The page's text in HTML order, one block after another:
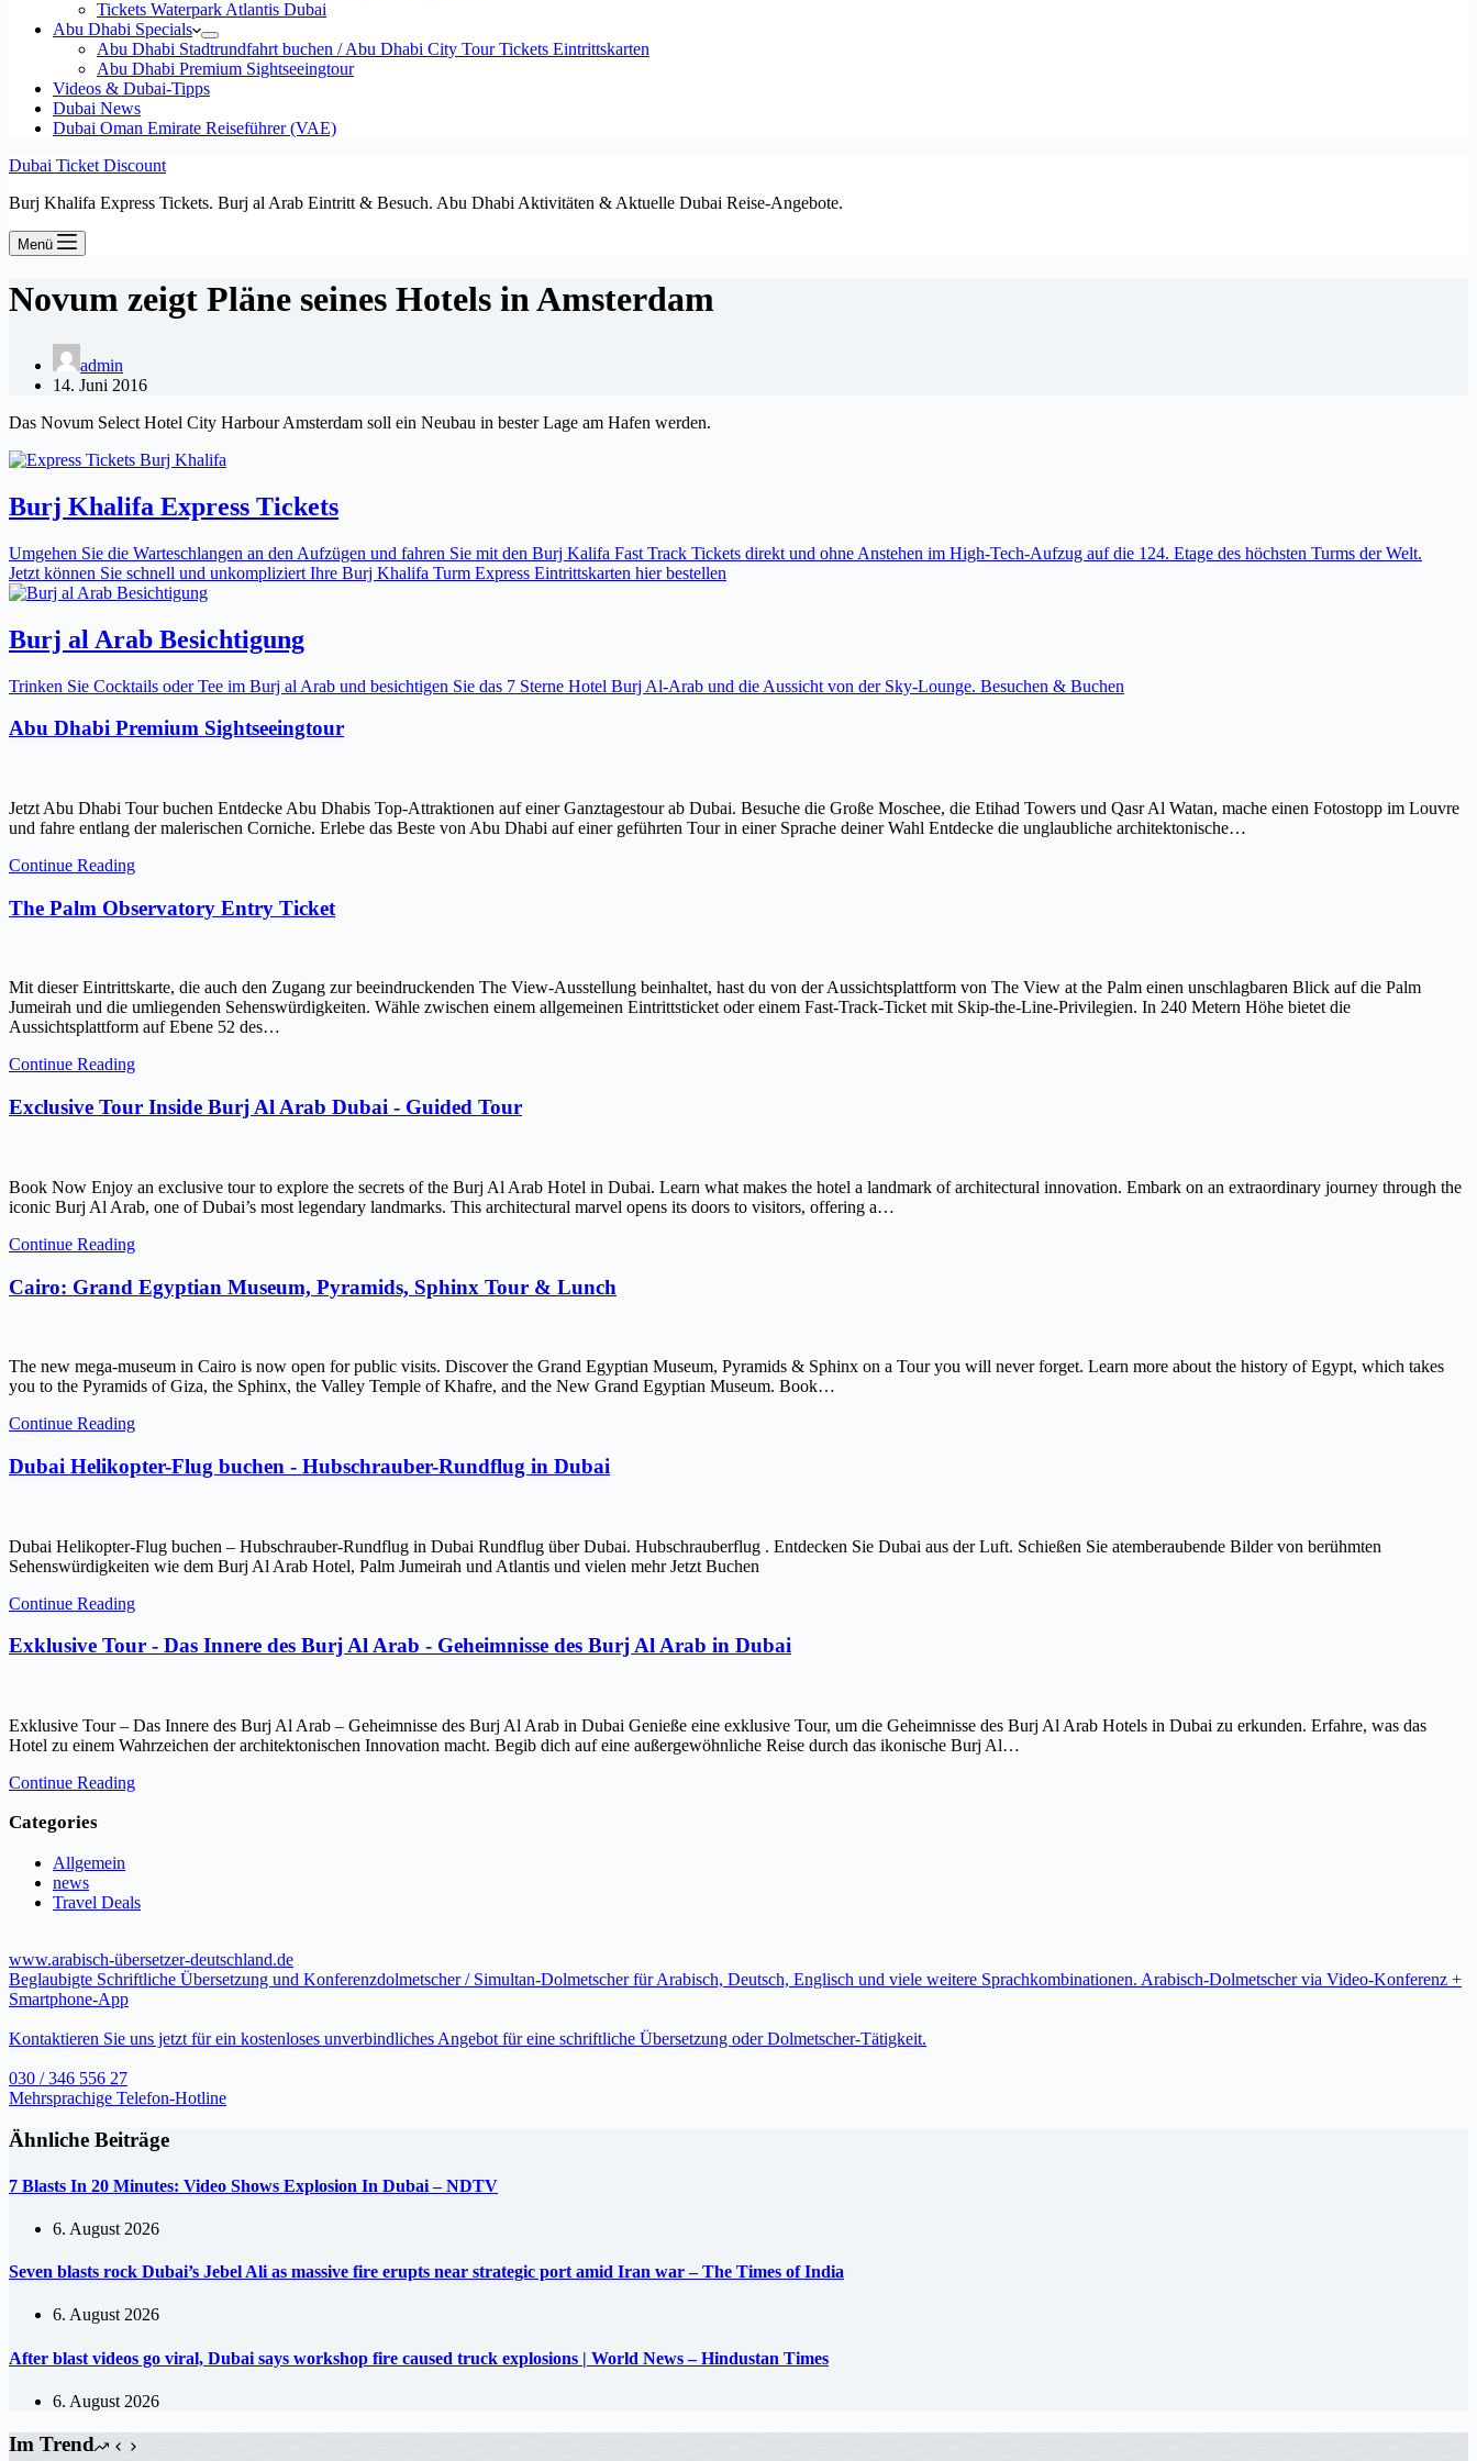
Tickets Waterpark Atlantis Dubai
Abu Dhabi Specials
Abu Dhabi Stadtrundfahrt buchen / Abu Dhabi City Tour Tickets Eintrittskarten
Abu Dhabi Premium Sightseeingtour
Videos & Dubai-Tipps
Dubai News
Dubai Oman Emirate Reiseführer (VAE)
Dubai Ticket Discount
Burj Khalifa Express Tickets. Burj al Arab Eintritt & Besuch. Abu Dhabi Aktivitäten & Aktuelle Dubai Reise-Angebote.
Menü
Novum zeigt Pläne seines Hotels in Amsterdam
admin
14. Juni 2016
Das Novum Select Hotel City Harbour Amsterdam soll ein Neubau in bester Lage am Hafen werden.
Burj Khalifa Express Tickets
Umgehen Sie die Warteschlangen an den Aufzügen und fahren Sie mit den Burj Kalifa Fast Track Tickets direkt und ohne Anstehen im High-Tech-Aufzug auf die 124. Etage des höchsten Turms der Welt.
Jetzt können Sie schnell und unkompliziert Ihre Burj Khalifa Turm Express Eintrittskarten hier bestellen
Burj al Arab Besichtigung
Trinken Sie Cocktails oder Tee im Burj al Arab und besichtigen Sie das 7 Sterne Hotel Burj Al-Arab und die Aussicht von der Sky-Lounge. Besuchen & Buchen
Abu Dhabi Premium Sightseeingtour
Jetzt Abu Dhabi Tour buchen Entdecke Abu Dhabis Top-Attraktionen auf einer Ganztagestour ab Dubai. Besuche die Große Moschee, die Etihad Towers und Qasr Al Watan, mache einen Fotostopp im Louvre
und fahre entlang der malerischen Corniche. Erlebe das Beste von Abu Dhabi auf einer geführten Tour in einer Sprache deiner Wahl Entdecke die unglaubliche architektonische…
Continue Reading
The Palm Observatory Entry Ticket
Mit dieser Eintrittskarte, die auch den Zugang zur beeindruckenden The View-Ausstellung beinhaltet, hast du von der Aussichtsplattform von The View at the Palm einen unschlagbaren Blick auf die Palm
Jumeirah und die umliegenden Sehenswürdigkeiten. Wähle zwischen einem allgemeinen Eintrittsticket oder einem Fast-Track-Ticket mit Skip-the-Line-Privilegien. In 240 Metern Höhe bietet die
Aussichtsplattform auf Ebene 52 des…
Continue Reading
Exclusive Tour Inside Burj Al Arab Dubai - Guided Tour
Book Now Enjoy an exclusive tour to explore the secrets of the Burj Al Arab Hotel in Dubai. Learn what makes the hotel a landmark of architectural innovation. Embark on an extraordinary journey through the
iconic Burj Al Arab, one of Dubai’s most legendary landmarks. This architectural marvel opens its doors to visitors, offering a…
Continue Reading
Cairo: Grand Egyptian Museum, Pyramids, Sphinx Tour & Lunch
The new mega-museum in Cairo is now open for public visits. Discover the Grand Egyptian Museum, Pyramids & Sphinx on a Tour you will never forget. Learn more about the history of Egypt, which takes
you to the Pyramids of Giza, the Sphinx, the Valley Temple of Khafre, and the New Grand Egyptian Museum. Book…
Continue Reading
Dubai Helikopter-Flug buchen - Hubschrauber-Rundflug in Dubai
Dubai Helikopter-Flug buchen – Hubschrauber-Rundflug in Dubai Rundflug über Dubai. Hubschrauberflug . Entdecken Sie Dubai aus der Luft. Schießen Sie atemberaubende Bilder von berühmten
Sehenswürdigkeiten wie dem Burj Al Arab Hotel, Palm Jumeirah und Atlantis und vielen mehr Jetzt Buchen
Continue Reading
Exklusive Tour - Das Innere des Burj Al Arab - Geheimnisse des Burj Al Arab in Dubai
Exklusive Tour – Das Innere des Burj Al Arab – Geheimnisse des Burj Al Arab in Dubai Genieße eine exklusive Tour, um die Geheimnisse des Burj Al Arab Hotels in Dubai zu erkunden. Erfahre, was das
Hotel zu einem Wahrzeichen der architektonischen Innovation macht. Begib dich auf eine außergewöhnliche Reise durch das ikonische Burj Al…
Continue Reading
Categories
Allgemein
news
Travel Deals
www.arabisch-übersetzer-deutschland.de
Beglaubigte Schriftliche Übersetzung und Konferenzdolmetscher / Simultan-Dolmetscher für Arabisch, Deutsch, Englisch und viele weitere Sprachkombinationen. Arabisch-Dolmetscher via Video-Konferenz +
Smartphone-App
Kontaktieren Sie uns jetzt für ein kostenloses unverbindliches Angebot für eine schriftliche Übersetzung oder Dolmetscher-Tätigkeit.
030 / 346 556 27
Mehrsprachige Telefon-Hotline
Ähnliche Beiträge
7 Blasts In 20 Minutes: Video Shows Explosion In Dubai – NDTV
6. August 2026
Seven blasts rock Dubai’s Jebel Ali as massive fire erupts near strategic port amid Iran war – The Times of India
6. August 2026
After blast videos go viral, Dubai says workshop fire caused truck explosions | World News – Hindustan Times
6. August 2026
Im Trend